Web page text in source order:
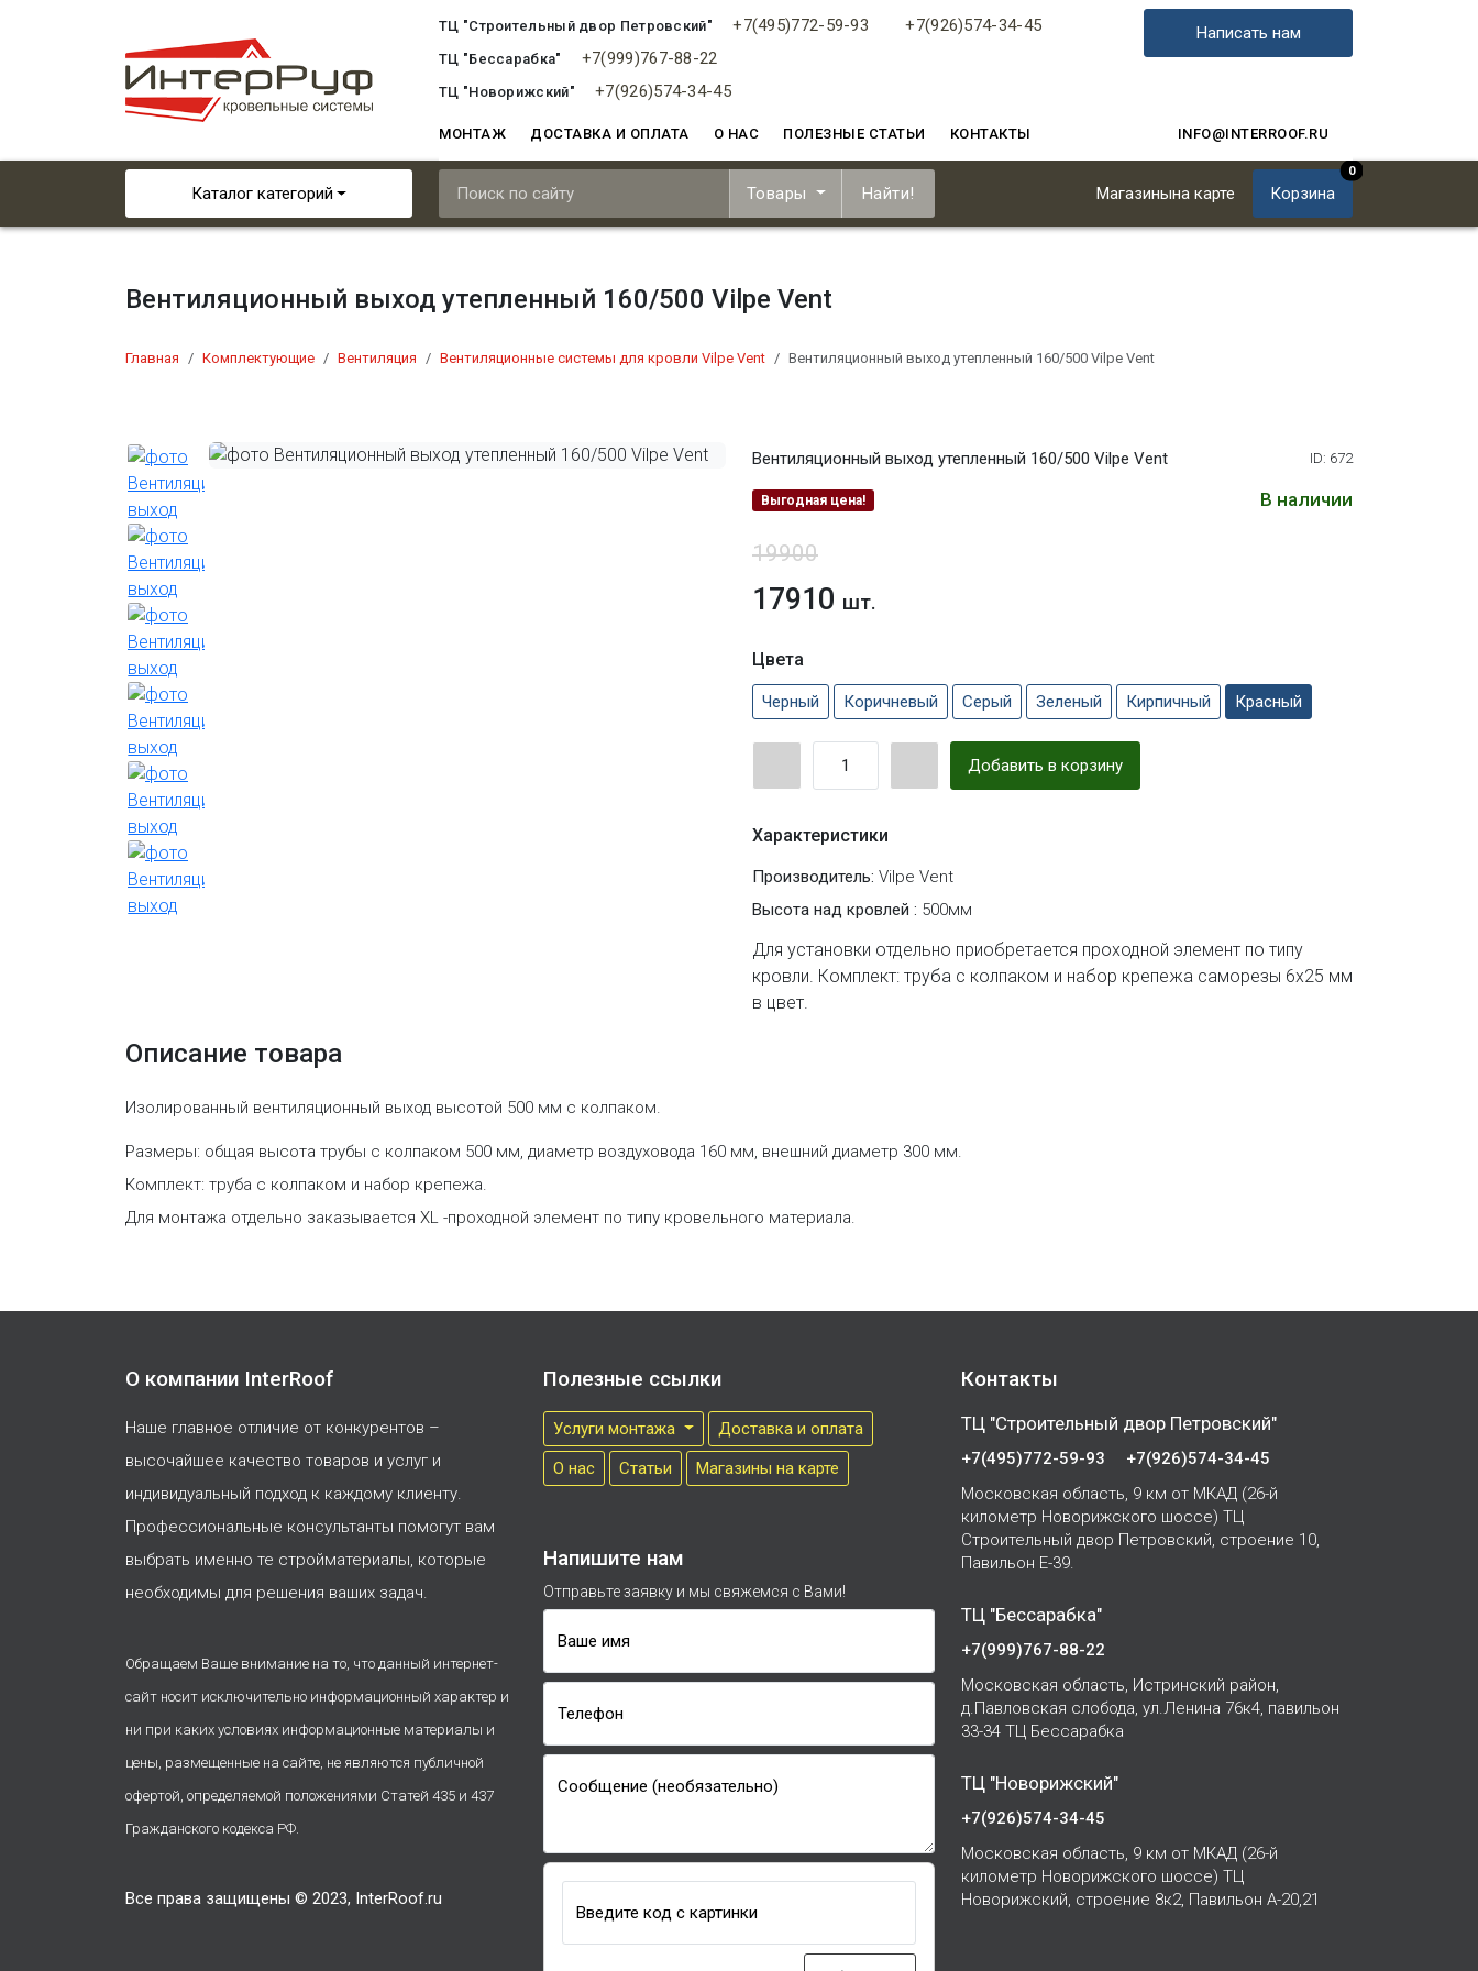
ТЦ "Строительный двор Петровский" +7(495)772-59-93 +7(926)574-34-45
ТЦ "Бессарабка" +7(999)767-88-22
ТЦ "Новорижский" +7(926)574-34-45
Написать нам
МОНТАЖ ДОСТАВКА И ОПЛАТА О НАС ПОЛЕЗНЫЕ СТАТЬИ КОНТАКТЫ INFO@INTERROOF.RU
Каталог категорий Товары Найти! Магазинына карте Корзина
0
Вентиляционный выход утепленный 160/500 Vilpe Vent
Главная Комплектующие Вентиляция Вентиляционные системы для кровли Vilpe Vent Вентиляционный выход утепленный 160/500 Vilpe Vent
Вентиляционный выход утепленный 160/500 Vilpe Vent ID: 672
Выгодная цена! В наличии
19900
17910 шт.
Цвета
Черный Коричневый Серый Зеленый Кирпичный Красный
Добавить в корзину
Характеристики
Производитель: Vilpe Vent
Высота над кровлей : 500мм
Для установки отдельно приобретается проходной элемент по типу
кровли. Комплект: труба с колпаком и набор крепежа саморезы 6х25 мм
в цвет.
Описание товара
Изолированный вентиляционный выход высотой 500 мм с колпаком.
Размеры: общая высота трубы с колпаком 500 мм, диаметр воздуховода 160 мм, внешний диаметр 300 мм.
Комплект: труба с колпаком и набор крепежа.
Для монтажа отдельно заказывается XL -проходной элемент по типу кровельного материала.
О компании InterRoof
Наше главное отличие от конкурентов –
высочайшее качество товаров и услуг и
индивидуальный подход к каждому клиенту.
Профессиональные консультанты помогут вам
выбрать именно те стройматериалы, которые
необходимы для решения ваших задач.
Обращаем Ваше внимание на то, что данный интернет-
сайт носит исключительно информационный характер и
ни при каких условиях информационные материалы и
цены, размещенные на сайте, не являются публичной
офертой, определяемой положениями Статей 435 и 437
Гражданского кодекса РФ.
Все права защищены © 2023, InterRoof.ru
Полезные ссылки
Услуги монтажа
Доставка и оплата
О нас
Cтатьи Магазины на карте
Напишите нам
Отправьте заявку и мы свяжемся с Вами!
Ваше имя
Телефон
Сообщение (необязательно)
Введите код с картинки
Контакты
ТЦ "Строительный двор Петровский"
+7(495)772-59-93
+7(926)574-34-45
Московская область, 9 км от МКАД (26-й
километр Новорижского шоссе) ТЦ
Строительный двор Петровский, строение 10,
Павильон Е-39.
ТЦ "Бессарабка"
+7(999)767-88-22
Московская область, Истринский район,
д.Павловская слобода, ул.Ленина 76к4, павильон
33-34 ТЦ Бессарабка
ТЦ "Новорижский"
+7(926)574-34-45
Московская область, 9 км от МКАД (26-й
километр Новорижского шоссе) ТЦ
Новорижский, строение 8к2, Павильон А-20,21